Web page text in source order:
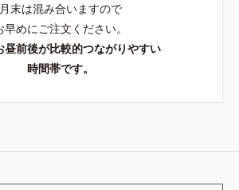
月末は混み合いますので
早めにご注文ください。
昼前後が比較的つながりやすい
時間帯です。